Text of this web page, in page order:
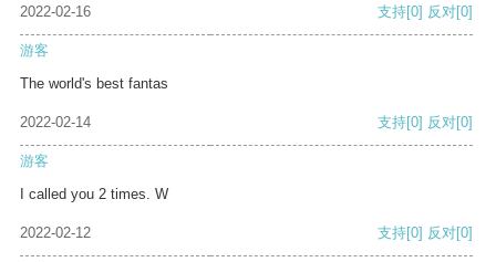
2022-02-16 支持[0] 反对[0]
游客
The world's best fantas
2022-02-14 支持[0] 反对[0]
游客
I called you 2 times. W
2022-02-12 支持[0] 反对[0]